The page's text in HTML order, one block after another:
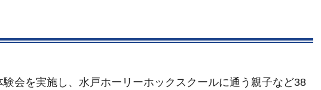
会を実施し、水戸ホーリーホックスクールに通う親子など38